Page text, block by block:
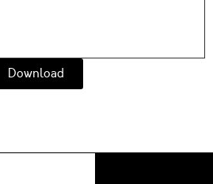
Download